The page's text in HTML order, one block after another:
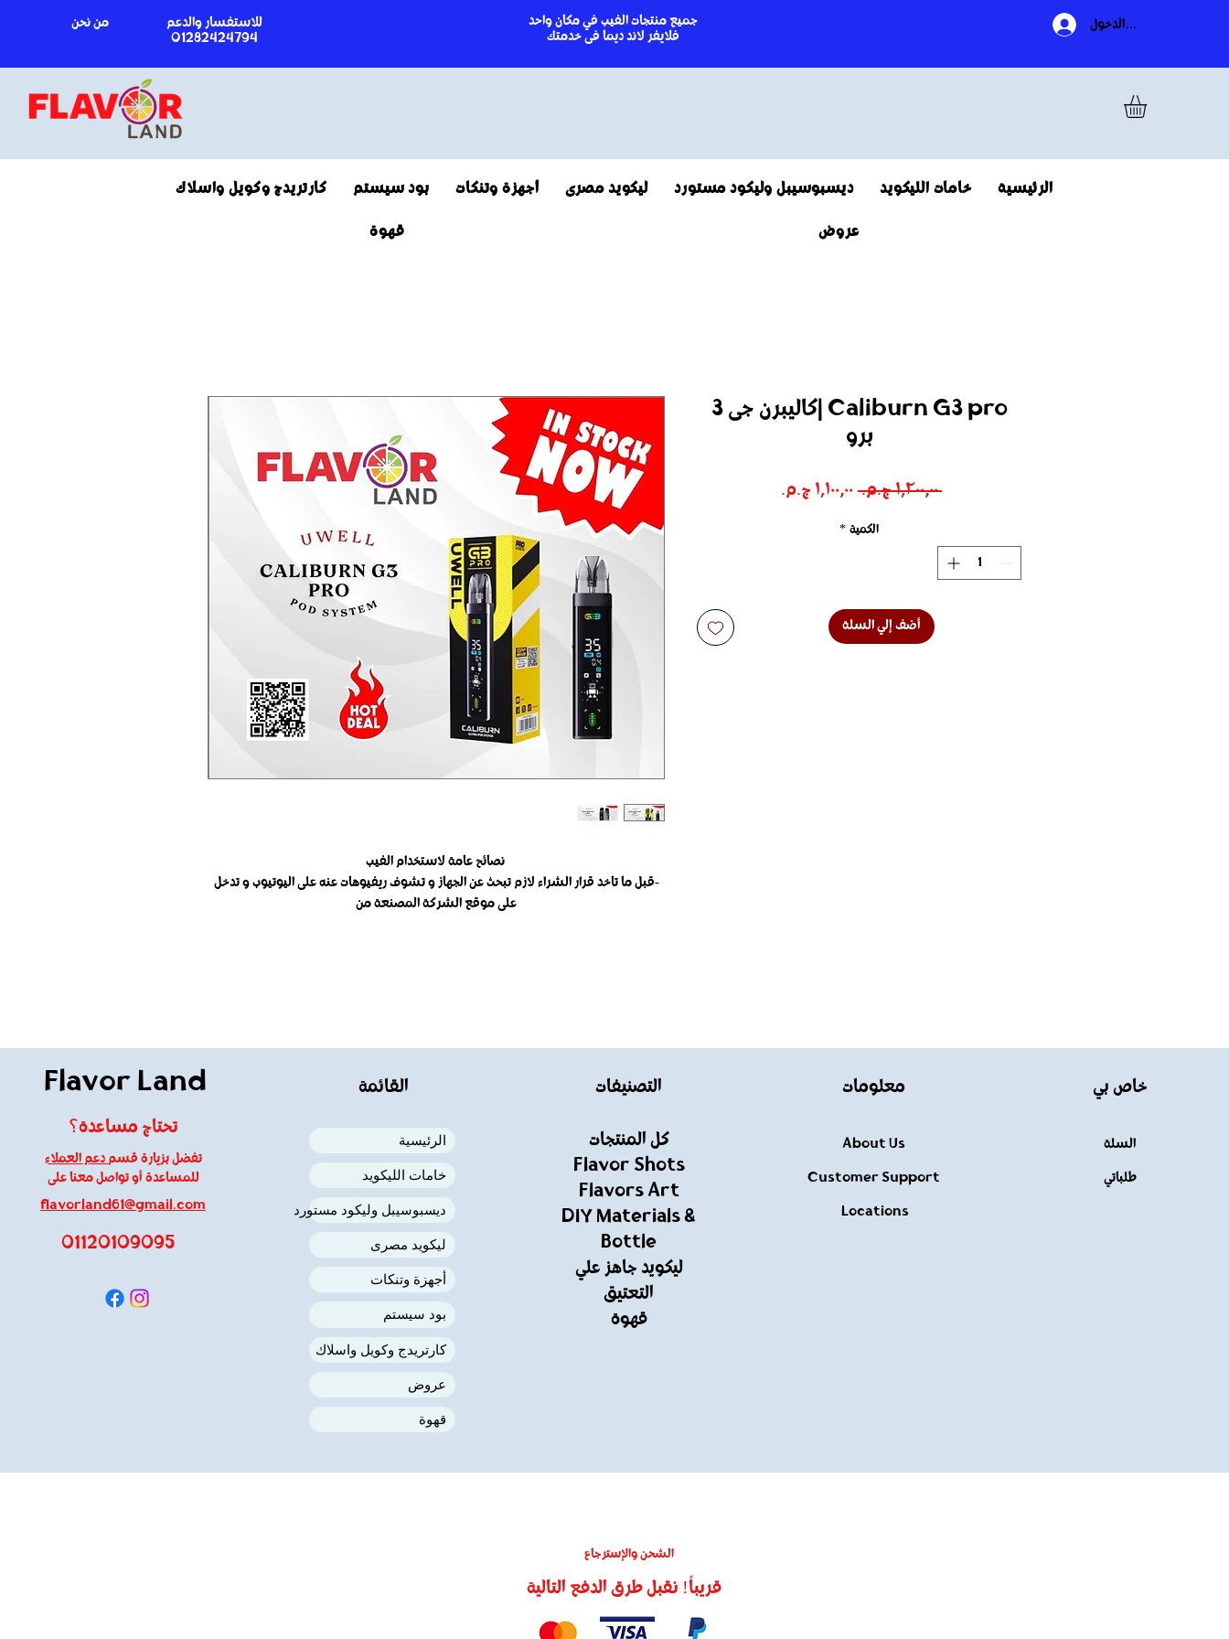
للاستفسار والدعم
01282424794
من نحن
جميع منتجات الفيب في مكان واحد
فلايفر لاند ديما فى خدمتك
تسجيل الدخول
الرئيسية خامات الليكويد ديسبوسيبل وليكود مستورد ليكويد مصرى أجهزة وتنكات بود سيستم كارتريدج وكويل واسلاك
عروض قهوة
نصائح عامة لاستخدام الفيب
-قبل ما تاخد قرار الشراء لازم تبحث عن الجهاز و تشوف ريفيوهات عنه على اليوتيوب و تدخل
على موقع الشركة المصنعة من
Caliburn G3 pro |كاليبرن جى 3
برو
‏١٬٢٠٠٫٠٠ ج.م.‏
سعر
الكمية *
أضف إلي السلة
Flavor Land
تحتاج مساعدة؟
تفضل بزيارة قسم دعم العملاء
للمساعدة أو تواصل معنا على
flavorland61@gmail.com
01120109095
القائمة
الرئيسية
خامات الليكويد
ديسبوسيبل وليكود مستورد
ليكويد مصرى
أجهزة وتنكات
بود سيستم
كارتريدج وكويل واسلاك
عروض
قهوة
التصنيفات
كل المنتجات
Flavor Shots
Flavors Art
DIY Materials &
Bottle
ليكويد جاهز علي
التعتيق
قهوة
معلومات
About Us
Customer Support
Locations
خاص بي
السلة
طلباتي
الشحن والإسترجاع
قريباً! نقبل طرق الدفع التالية